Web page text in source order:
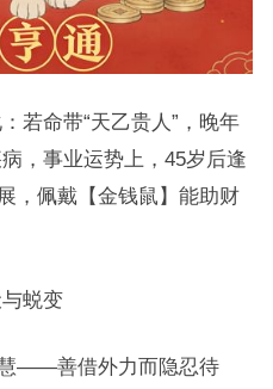
若命带“天乙贵人”，晚年
，事业运势上，45岁后逢
，佩戴【金钱鼠】能助财
蜕变
慧——善借外力而隐忍待